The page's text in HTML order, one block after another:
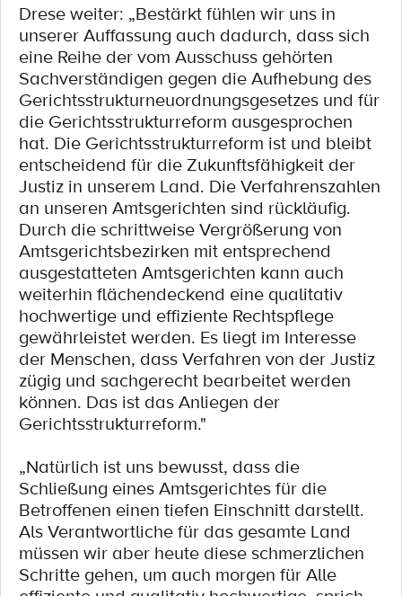
Drese weiter: „Bestärkt fühlen wir uns in
unserer Auffassung auch dadurch, dass sich
eine Reihe der vom Ausschuss gehörten
Sachverständigen gegen die Aufhebung des
Gerichtsstrukturneuordnungsgesetzes und für
die Gerichtsstrukturreform ausgesprochen
hat. Die Gerichtsstrukturreform ist und bleibt
entscheidend für die Zukunftsfähigkeit der
Justiz in unserem Land. Die Verfahrenszahlen
an unseren Amtsgerichten sind rückläufig.
Durch die schrittweise Vergrößerung von
Amtsgerichtsbezirken mit entsprechend
ausgestatteten Amtsgerichten kann auch
weiterhin flächendeckend eine qualitativ
hochwertige und effiziente Rechtspflege
gewährleistet werden. Es liegt im Interesse
der Menschen, dass Verfahren von der Justiz
zügig und sachgerecht bearbeitet werden
können. Das ist das Anliegen der
Gerichtsstrukturreform."
„Natürlich ist uns bewusst, dass die
Schließung eines Amtsgerichtes für die
Betroffenen einen tiefen Einschnitt darstellt.
Als Verantwortliche für das gesamte Land
müssen wir aber heute diese schmerzlichen
Schritte gehen, um auch morgen für Alle